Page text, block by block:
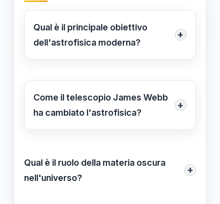
Qual è il principale obiettivo
dell'astrofisica moderna?
+
L'astrofisica moderna mira a
la struttura dell'universo, utilizzando
tecnologie all'avanguardia come i
Come il telescopio James Webb
ha cambiato l'astrofisica?
+
Il telescopio James Webb ha fornito
permettendo agli scienziati di
esaminare galassie lontane e
Qual è il ruolo della materia oscura
nell'universo?
+